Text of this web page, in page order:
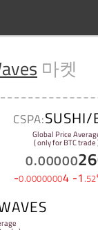
마켓
CSPA:SUSHI/
Global Price
( only for BTC trade
0.00000
-0.00000004 -1.52